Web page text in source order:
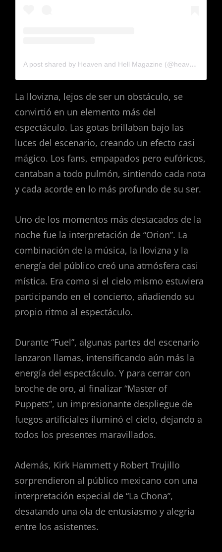
A post shared by Heaven and Hell Magazine (@heavenandhellmx)
La llovizna, lejos de ser un obstáculo, se
convirtió en un elemento más del
espectáculo. Las gotas brillaban bajo las
luces del escenario, creando un efecto casi
mágico. Los fans, empapados pero eufóricos,
cantaban a todo pulmón, sintiendo cada nota
y cada acorde en lo más profundo de su ser.
Uno de los momentos más destacados de la
noche fue la interpretación de “Orion”. La
combinación de la música, la llovizna y la
energía del público creó una atmósfera casi
mística. Era como si el cielo mismo estuviera
participando en el concierto, añadiendo su
propio ritmo al espectáculo.
Durante “Fuel”, algunas partes del escenario
lanzaron llamas, intensificando aún más la
energía del espectáculo. Y para cerrar con
broche de oro, al finalizar “Master of
Puppets”, un impresionante despliegue de
fuegos artificiales iluminó el cielo, dejando a
todos los presentes maravillados.
Además, Kirk Hammett y Robert Trujillo
sorprendieron al público mexicano con una
interpretación especial de “La Chona”,
desatando una ola de entusiasmo y alegría
entre los asistentes.